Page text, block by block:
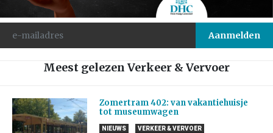
Meest gelezen Verkeer & Vervoer
Zomertram 402: van vakantiehuisje
tot museumwagen
NIEUWS VERKEER & VERVOER